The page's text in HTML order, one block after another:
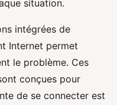
situation.
intégrées de
Internet permet
le problème. Ces
conçues pour
de se connecter est